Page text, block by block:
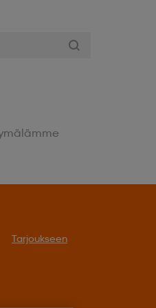
Tarjoukseen